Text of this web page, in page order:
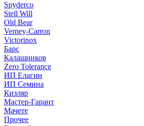
Spyderco
Stell Will
Old Bear
Verney-Carron
Victorinox
Барс
Калашников
Zero Tolerance
ИП Елагин
ИП Семина
Кизляр
Мастер-Гарант
Мачете
Прочее